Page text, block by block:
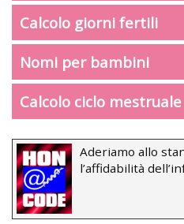
Calcolo giorni fertili
Nomi per bambini
Calcolo ciclo mestruale
Aderiamo allo
l’affidabilità